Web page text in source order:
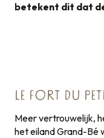
betekent dit dat
LE FORT DU
Meer vertrouwelijk,
het eiland Grand-Bé